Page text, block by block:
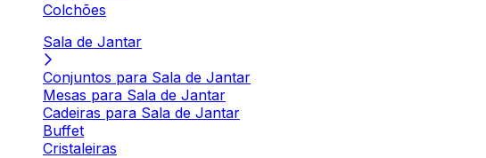
Colchões
Sala de Jantar
Conjuntos para Sala de Jantar
Mesas para Sala de Jantar
Cadeiras para Sala de Jantar
Buffet
Cristaleiras